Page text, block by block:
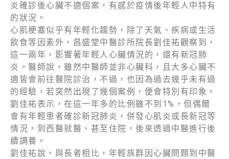
炎確診後心臟不適個案，有感於疫情後年輕人中特有
的狀況。
心肌梗塞似乎有年輕化趨勢，除了天氣、疾病或生活
飲食等因素外，昌盛堂中醫診所院長劉佳祐觀察到，
這一兩年，影響著年輕人心臟情況的，還有新冠肺
炎。醫師說，雖然中醫師並非心臟科，且大多心臟不
適皆會前往醫院診治，不過，也因為過去幾乎未有過
的經驗，若突然出現了幾個案例，便會特別有印象。
劉佳祐表示，在這一年多的比例雖不到1%，但偶爾
會有年輕患者確診新冠肺炎，併發心肌炎或長新冠等
情況，到西醫就醫、甚至住院，後來透過中醫進行後
續調養。
劉佳祐說，與長者相比，年輕族群因心臟問題到中醫